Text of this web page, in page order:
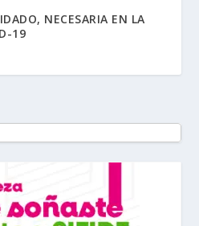
NECESARIA EN LA
19